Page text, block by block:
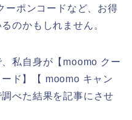
ーポンコードなど、お得
のかもしれません。
私自身が【moomo クー
ド】【 moomo キャン
べた結果を記事にさせ